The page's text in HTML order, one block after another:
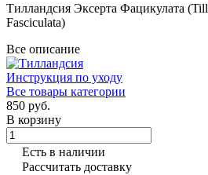
Тилландсия Эксерта Фацикулата
Fasciculata)
Все описание
Инструкция по уходу
Все товары категории
850 руб.
В корзину
Есть в наличии
Рассчитать доставку